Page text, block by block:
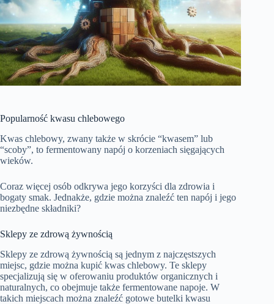
Popularność kwasu chlebowego
Kwas chlebowy, zwany także w skrócie “kwasem” lub
“scoby”, to fermentowany napój o korzeniach sięgających
wieków.
Coraz więcej osób odkrywa jego korzyści dla zdrowia i
bogaty smak. Jednakże, gdzie można znaleźć ten napój i jego
niezbędne składniki?
Sklepy ze zdrową żywnością
Sklepy ze zdrową żywnością są jednym z najczęstszych
miejsc, gdzie można kupić kwas chlebowy. Te sklepy
specjalizują się w oferowaniu produktów organicznych i
naturalnych, co obejmuje także fermentowane napoje. W
takich miejscach można znaleźć gotowe butelki kwasu